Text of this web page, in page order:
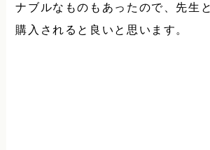
ナブルなものもあったので、先生
購入されると良いと思います。